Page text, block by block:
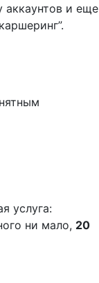
аккаунтов и еще
услуга:
ни мало, 20